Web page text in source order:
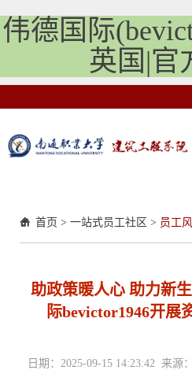
伟德国际
英国|官
首页 > 一站式员工社区 > 员工
助政策暖人心 助力新
际bevictor1946开展
日期：2025-09-15 14:23:42 来源